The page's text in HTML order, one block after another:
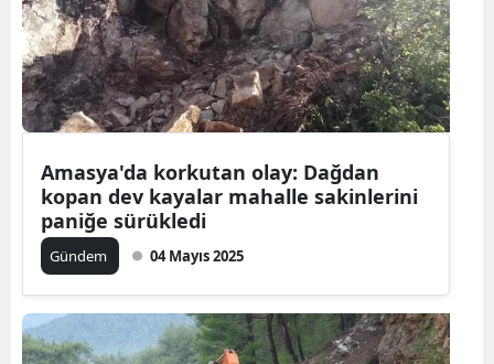
Amasya'da korkutan olay: Dağdan
kopan dev kayalar mahalle sakinlerini
paniğe sürükledi
Gündem 04 Mayıs 2025